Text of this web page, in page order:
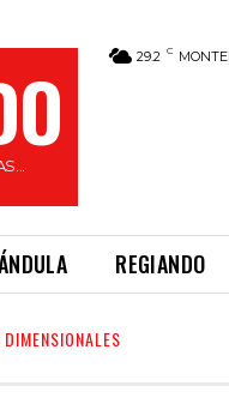
29.2 C
REGIANDO